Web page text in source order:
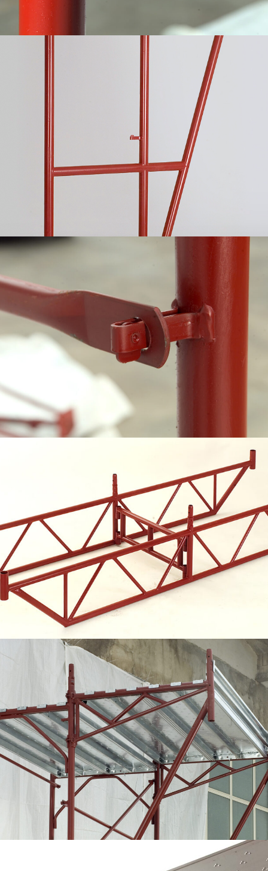
Attacco del Ponteggio a perni
Doppia trave del passo carraio, Ponteggio a perni
Mensola a sbalzo, particolare
Tavola metallica in lamiera zincata (con bugnatura
antiscivolo e fori di defluenza)